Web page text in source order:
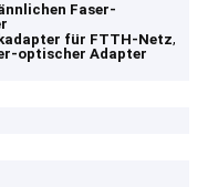
Faser-
für FTTH-Netz,
optischer Adapter